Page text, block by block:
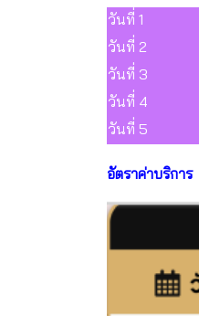
วันที่ 1
วันที่ 2
วันที่ 3
วันที่ 4
วันที่ 5
อัตราค่าบริการ